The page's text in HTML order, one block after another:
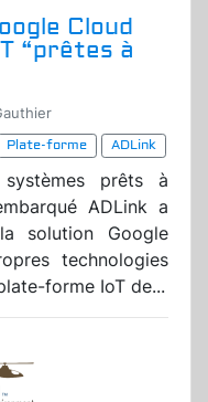
Cloud
“prêtes à
Plate-forme
ADLink
prêts à
ADLink a
solution Google
technologies
forme IoT de...